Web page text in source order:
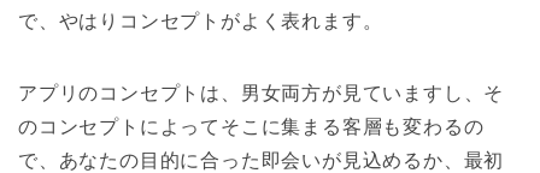
で、やはりコンセプトがよく表れます。
アプリのコンセプトは、男女両方が見ていますし、そ
のコンセプトによってそこに集まる客層も変わるの
で、あなたの目的に合った即会いが見込めるか、最初